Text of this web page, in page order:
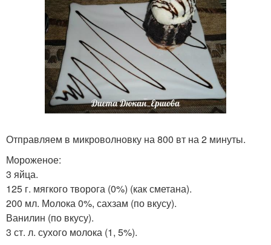
Отправляем в микроволновку на 800 вт на 2 минуты.
Мороженое:
3 яйца.
125 г. мягкого творога (0%) (как сметана).
200 мл. Молока 0%, сахзам (по вкусу).
Ванилин (по вкусу).
3 ст. л. сухого молока (1, 5%).